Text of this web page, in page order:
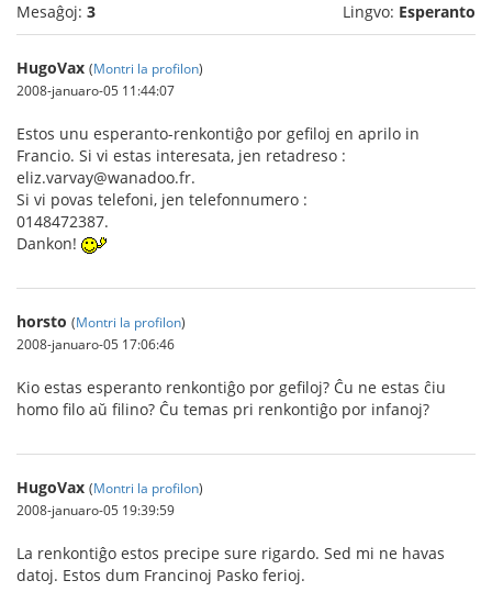
Mesaĝoj: 3 Lingvo: Esperanto
HugoVax (Montri la profilon)
2008-januaro-05 11:44:07
Estos unu esperanto-renkontiĝo por gefiloj en aprilo in
Francio. Si vi estas interesata, jen retadreso :
eliz.varvay@wanadoo.fr.
Si vi povas telefoni, jen telefonnumero :
0148472387.
Dankon!
horsto (Montri la profilon)
2008-januaro-05 17:06:46
Kio estas esperanto renkontiĝo por gefiloj? Ĉu ne estas ĉiu
homo filo aŭ filino? Ĉu temas pri renkontiĝo por infanoj?
HugoVax (Montri la profilon)
2008-januaro-05 19:39:59
La renkontiĝo estos precipe sure rigardo. Sed mi ne havas
datoj. Estos dum Francinoj Pasko ferioj.